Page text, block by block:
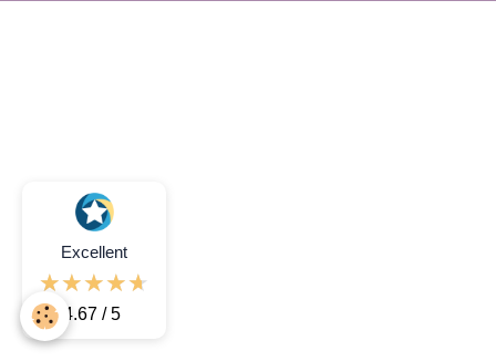
Excellent
4.67 / 5